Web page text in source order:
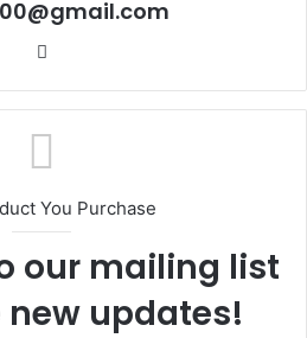
You Purchase
our mailing list
updates!